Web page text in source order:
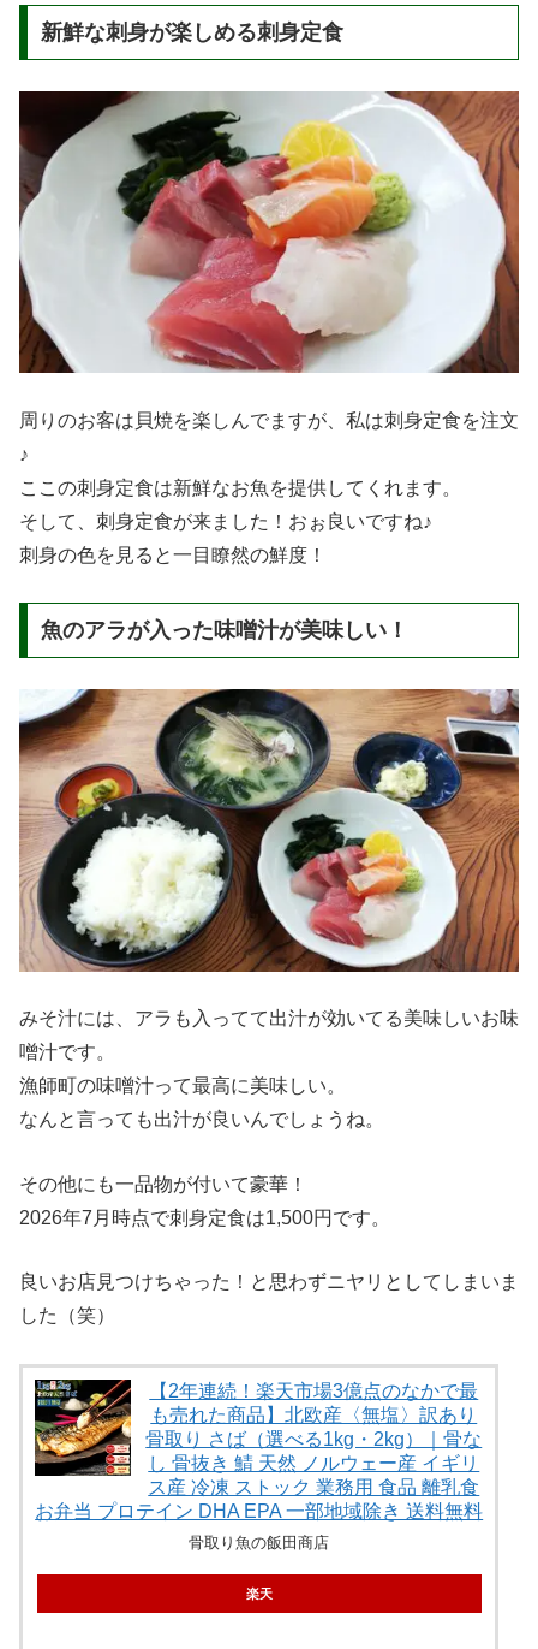
新鮮な刺身が楽しめる刺身定食
周りのお客は貝焼を楽しんでますが、私は刺身定食を注文
♪
ここの刺身定食は新鮮なお魚を提供してくれます。
そして、刺身定食が来ました！おぉ良いですね♪
刺身の色を見ると一目瞭然の鮮度！
魚のアラが入った味噌汁が美味しい！
みそ汁には、アラも入ってて出汁が効いてる美味しいお味
噌汁です。
漁師町の味噌汁って最高に美味しい。
なんと言っても出汁が良いんでしょうね。
その他にも一品物が付いて豪華！
2026年7月時点で刺身定食は1,500円です。
良いお店見つけちゃった！と思わずニヤリとしてしまいま
した（笑）
【2年連続！楽天市場3億点のなかで最
も売れた商品】北欧産〈無塩〉訳あり
骨取り さば（選べる1kg・2kg）｜骨な
し 骨抜き 鯖 天然 ノルウェー産 イギリ
ス産 冷凍 ストック 業務用 食品 離乳食
お弁当 プロテイン DHA EPA 一部地域除き 送料無料
骨取り魚の飯田商店
楽天